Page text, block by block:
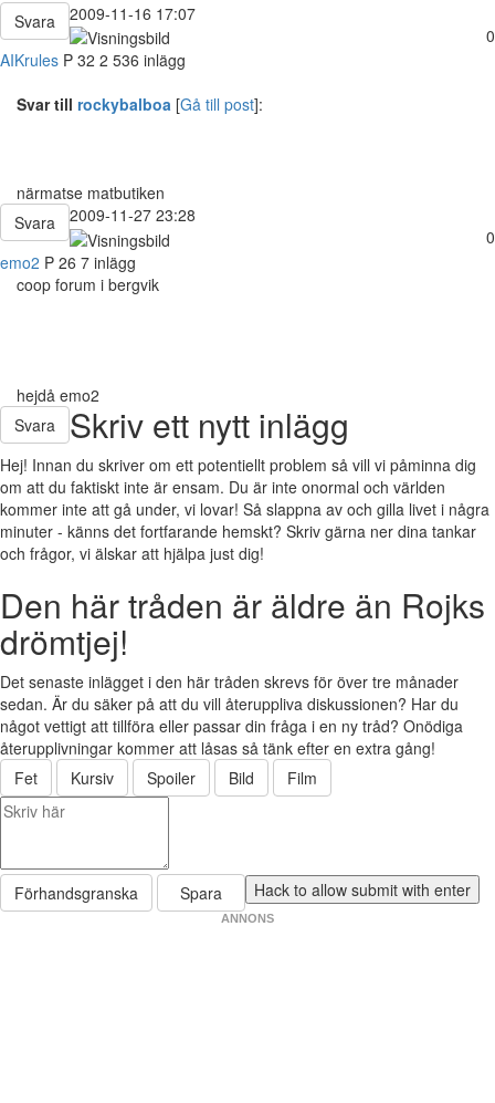
Svara
2009-11-16 17:07
0
AIKrules P 32 2 536 inlägg
Svar till rockybalboa [Gå till post]:
närmatse matbutiken
Svara
2009-11-27 23:28
0
emo2 P 26 7 inlägg
coop forum i bergvik
hejdå emo2
Svara
Skriv ett nytt inlägg
Hej! Innan du skriver om ett potentiellt problem så vill vi påminna dig
om att du faktiskt inte är ensam. Du är inte onormal och världen
kommer inte att gå under, vi lovar! Så slappna av och gilla livet i några
minuter - känns det fortfarande hemskt? Skriv gärna ner dina tankar
och frågor, vi älskar att hjälpa just dig!
Den här tråden är äldre än Rojks
drömtjej!
Det senaste inlägget i den här tråden skrevs för över tre månader
sedan. Är du säker på att du vill återuppliva diskussionen? Har du
något vettigt att tillföra eller passar din fråga i en ny tråd? Onödiga
återupplivningar kommer att låsas så tänk efter en extra gång!
Fet
Kursiv Spoiler Bild Film
Förhandsgranska Spara
ANNONS